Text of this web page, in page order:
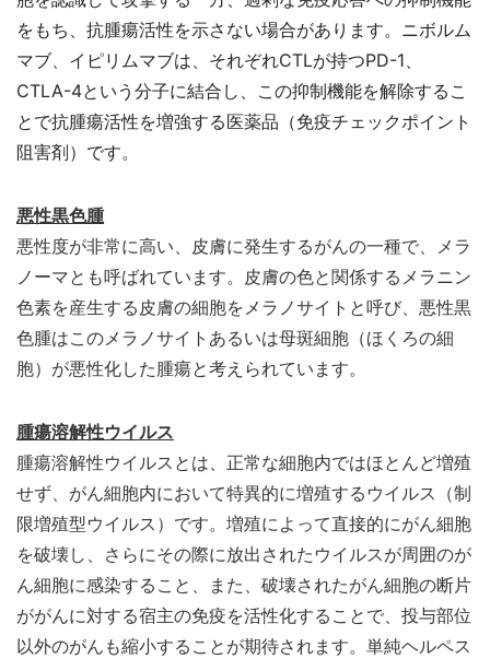
をもち、抗腫瘍活性を示さない場合があります。ニボルム
マブ、イピリムマブは、それぞれCTLが持つPD-1、
CTLA-4という分子に結合し、この抑制機能を解除するこ
とで抗腫瘍活性を増強する医薬品（免疫チェックポイント
阻害剤）です。
悪性黒色腫
悪性度が非常に高い、皮膚に発生するがんの一種で、メラ
ノーマとも呼ばれています。皮膚の色と関係するメラニン
色素を産生する皮膚の細胞をメラノサイトと呼び、悪性黒
色腫はこのメラノサイトあるいは母斑細胞（ほくろの細
胞）が悪性化した腫瘍と考えられています。
腫瘍溶解性ウイルス
腫瘍溶解性ウイルスとは、正常な細胞内ではほとんど増殖
せず、がん細胞内において特異的に増殖するウイルス（制
限増殖型ウイルス）です。増殖によって直接的にがん細胞
を破壊し、さらにその際に放出されたウイルスが周囲のが
ん細胞に感染すること、また、破壊されたがん細胞の断片
ががんに対する宿主の免疫を活性化することで、投与部位
以外のがんも縮小することが期待されます。単純ヘルペス